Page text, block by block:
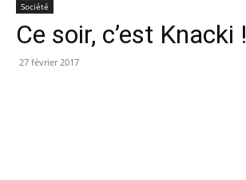
Société
Ce soir, c’est Knacki !
27 février 2017